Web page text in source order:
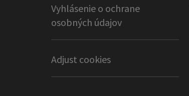
Vyhlásenie o ochrane
osobných údajov
Adjust cookies